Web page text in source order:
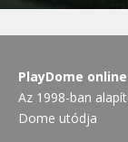
PlayDome
Az 1998-ban
Dome utódja